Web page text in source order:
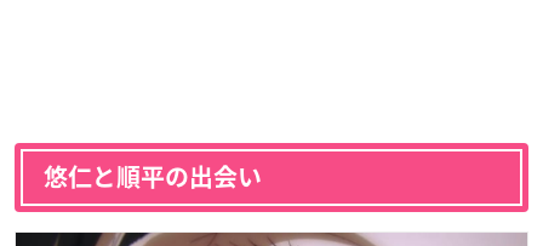
悠仁と順平の出会い